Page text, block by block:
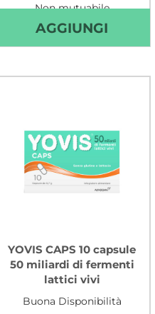
CITROSODINA
Non mutuabile
AGGIUNGI
YOVIS CAPS 10 capsule
50 miliardi di fermenti
lattici vivi
Buona Disponibilità